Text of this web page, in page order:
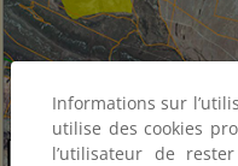
Informations sur
utilise des cookies
l’utilisateur de